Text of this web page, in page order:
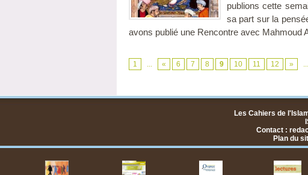
publions cette
sa part sur la
avons publié une Rencontre avec Mahmoud
1 ... « 6 7 8 9 10 11 12 » ...
Les Cahiers de
Contact :
Plan du